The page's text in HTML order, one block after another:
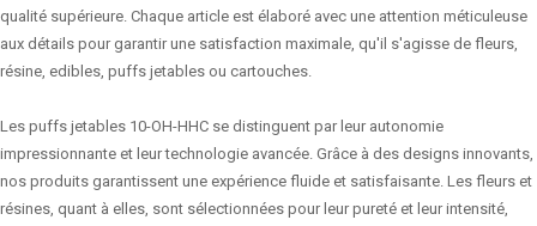
qualité supérieure. Chaque article est élaboré avec une attention méticuleuse
aux détails pour garantir une satisfaction maximale, qu'il s'agisse de fleurs,
résine, edibles, puffs jetables ou cartouches.
Les puffs jetables 10-OH-HHC se distinguent par leur autonomie
impressionnante et leur technologie avancée. Grâce à des designs innovants,
nos produits garantissent une expérience fluide et satisfaisante. Les fleurs et
résines, quant à elles, sont sélectionnées pour leur pureté et leur intensité,